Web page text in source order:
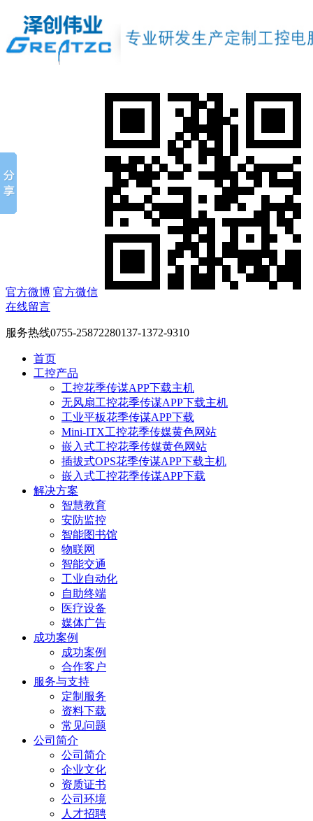
官方微博 官方微信
在线留言
服务热线0755-25872280137-1372-9310
首页
工控产品
工控花季传谋APP下载主机
无风扇工控花季传谋APP下载主机
工业平板花季传谋APP下载
Mini-ITX工控花季传媒黄色网站
嵌入式工控花季传媒黄色网站
插拔式OPS花季传谋APP下载主机
嵌入式工控花季传谋APP下载
解决方案
智慧教育
安防监控
智能图书馆
物联网
智能交通
工业自动化
自助终端
医疗设备
媒体广告
成功案例
成功案例
合作客户
服务与支持
定制服务
资料下载
常见问题
公司简介
公司简介
企业文化
资质证书
公司环境
人才招聘